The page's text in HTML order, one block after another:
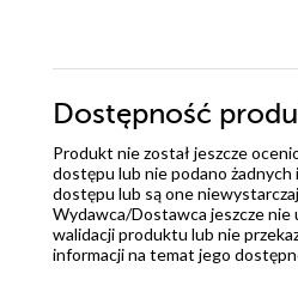
Dostępność
Produkt nie został jeszcze
dostępu lub nie podano żadnych
dostępu lub są one
Wydawca/Dostawca jeszcze nie
walidacji produktu lub nie
informacji na temat jego